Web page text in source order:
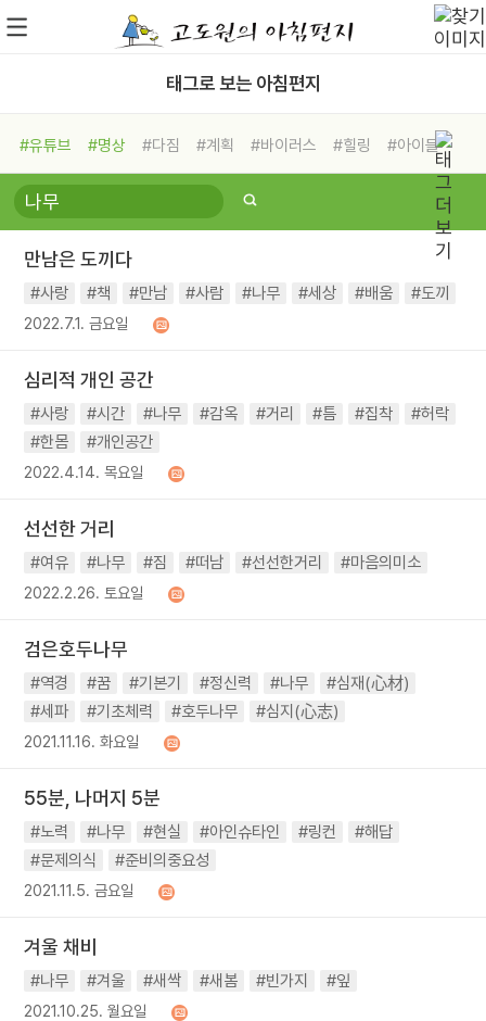
태그로 보는 아침편지
#유튜브 #명상 #다짐 #계획 #바이러스 #힐링
#아이들
#비전캠프
#독서캠프 #삶
#희망
#나눔 #친구 #링컨학교
#독서
#건강 #면역력
만남은 도끼다
#사랑 #책 #만남 #사람 #나무 #세상 #배움 #도끼
2022.7.1. 금요일
심리적 개인 공간
#사랑 #시간 #나무 #감옥 #거리 #틈 #집착
#허락
#한몸
#개인공간
2022.4.14. 목요일
선선한 거리
#여유 #나무 #짐 #떠남 #선선한거리 #마음의미소
2022.2.26. 토요일
검은호두나무
#역경 #꿈 #기본기 #정신력 #나무
#심재(心材)
#세파
#기초체력 #호두나무 #심지(心志)
2021.11.16. 화요일
55분, 나머지 5분
#노력 #나무 #현실 #아인슈타인 #링컨
#해답
#문제의식
#준비의중요성
2021.11.5. 금요일
겨울 채비
#나무 #겨울 #새싹 #새봄 #빈가지 #잎
2021.10.25. 월요일